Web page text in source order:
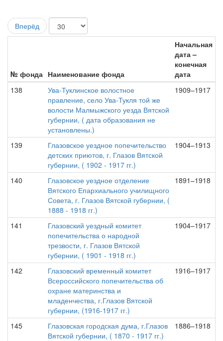
Вперёд
№ фонда Наименование фонда
Начальная
дата –
конечная
дата
138
Ува-Туклинское волостное
правление, село Ува-Тукля той же
волости Малмыжского уезда Вятской
губернии, ( дата образования не
установлены.)
1909–1917
139
Глазовское уездное попечительство
детских приютов, г. Глазов Вятской
губернии, ( 1902 - 1917 гг.)
1904–1913
140
Глазовское уездное отделение
Вятского Епархиального училищного
Совета, г. Глазов Вятской губернии, (
1888 - 1918 гг.)
1891–1918
141
Глазовский уездный комитет
попечительства о народной
трезвости, г. Глазов Вятской
губернии, ( 1901 - 1918 гг.)
1904–1917
142
Глазовский временный комитет
Всероссийского попечительства об
охране материнства и
младенчества, г.Глазов Вятской
губернии, (1916-1917 гг.)
1916–1917
145
Глазовская городская дума, г.Глазов
Вятской губернии, ( 1870 - 1917 гг.)
1886–1918